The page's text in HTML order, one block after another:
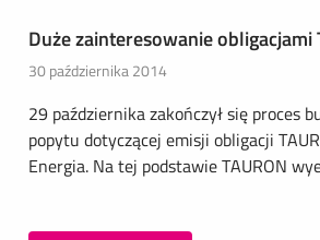
Duże zainteresowanie obligacjami
30 października 2014
29 października zakończył się proces
popytu dotyczącej emisji obligacji
Energia. Na tej podstawie TAURON